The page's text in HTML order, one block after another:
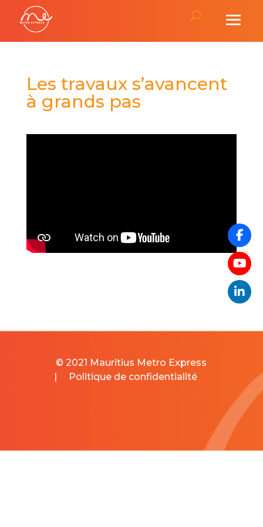
Les travaux s’avancent
à grands pas
© 2021 Mauritius Metro Express
|
Politique de confidentialité